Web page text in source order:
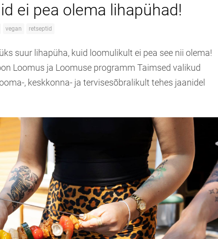
ei pea olema lihapühad!
vegan retseptid
suur lihapüha, kuid loomulikult ei pea see nii olema!
Loomus ja Loomuse programm Taimsed valikud
, keskkonna- ja tervisesõbralikult tehes jaanidel